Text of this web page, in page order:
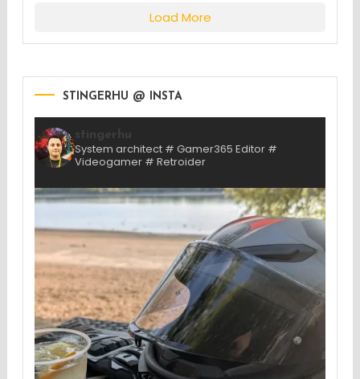
Load More
STINGERHU @ INSTA
System architect # Gamer365 Editor #
Videogamer # Retroider